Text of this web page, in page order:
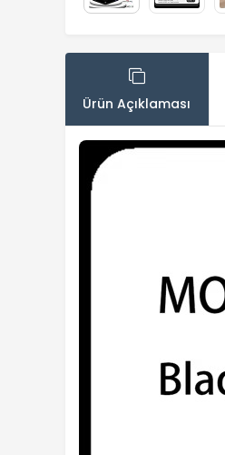
Ürün Açıklaması